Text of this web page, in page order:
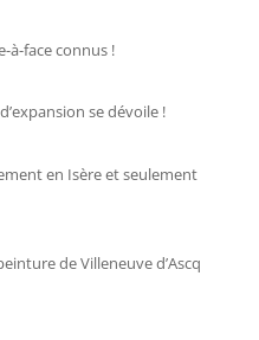
à-face connus !
se dévoile !
en Isère et seulement
de Villeneuve d’Ascq